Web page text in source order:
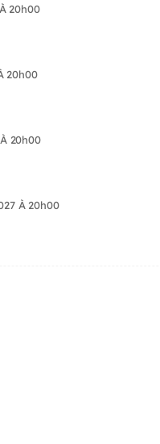
20h00
20h00
20h00
À 20h00